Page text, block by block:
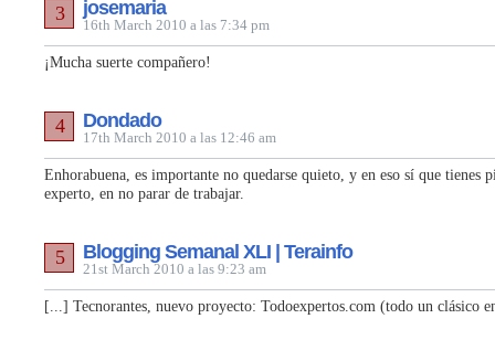
josemaria
16th March 2010 a las 7:34 pm
3
¡Mucha suerte compañero!
Dondado
17th March 2010 a las 12:46 am
4
Enhorabuena, es importante no quedarse quieto, y en eso sí que tienes
experto, en no parar de trabajar.
Blogging Semanal XLI | Terainfo
21st March 2010 a las 9:23 am
5
[...] Tecnorantes, nuevo proyecto: Todoexpertos.com (todo un clásico